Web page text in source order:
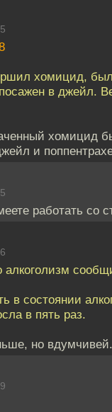
хомицид,
в джейл.
хомицид
и
работать со
алкоголизм
в состоянии
в пять раз.
но вдумчивей.